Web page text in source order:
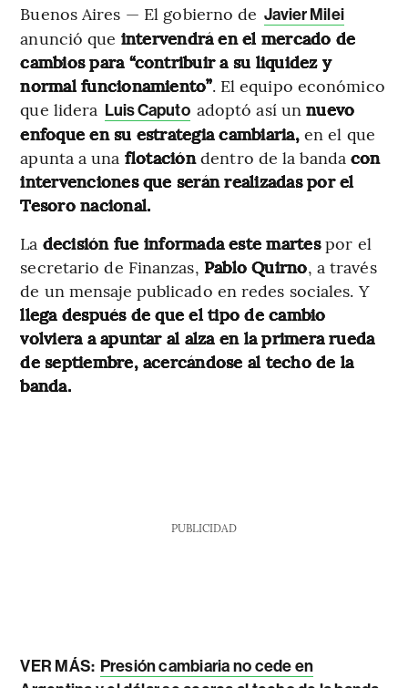
Buenos Aires — El gobierno de Javier Milei
anunció que intervendrá en el mercado de
cambios para “contribuir a su liquidez y
normal funcionamiento”. El equipo económico
que lidera Luis Caputo adoptó así unnuevo
enfoque en su estrategia cambiaria,en el que
apunta a una flotacióndentro de la bandacon
intervenciones que serán realizadas por el
Tesoro nacional.
La decisión fue informada este martespor el
secretario de Finanzas, Pablo Quirno, a través
de un mensaje publicado en redes sociales. Y
llega después de que el tipo de cambio
volviera a apuntar al alza en la primera rueda
de septiembre, acercándose al techo de la
banda.
PUBLICIDAD
VER MÁS: Presión cambiaria no cede en